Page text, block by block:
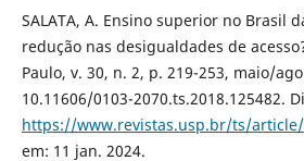
SALATA, A. Ensino superior no Brasil
redução nas desigualdades de
Paulo, v. 30, n. 2, p. 219-253, maio/
10.11606/0103-2070.ts.2018.125482.
https://www.revistas.usp.br/ts/
em: 11 jan. 2024.